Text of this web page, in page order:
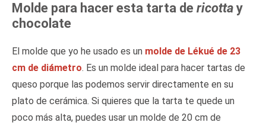
Molde para hacer esta tarta de ricotta y
chocolate
El molde que yo he usado es un molde de Lékué de 23
cm de diámetro. Es un molde ideal para hacer tartas de
queso porque las podemos servir directamente en su
plato de cerámica. Si quieres que la tarta te quede un
poco más alta, puedes usar un molde de 20 cm de